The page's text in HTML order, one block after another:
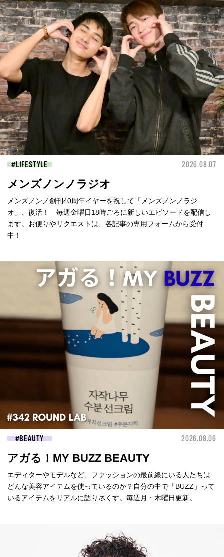
LIFESTYLE 2026.08.07
メンズノンノラジオ
メンズノンノ創刊40周年イヤーを祝して「メンズノンノラジ
オ」、復活！ 毎週金曜日18時ごろに新しいエピソードを配信し
ます。お便りやリクエストは、各記事の専用フォームから受付
中！
BEAUTY 2026.08.06
アガる！MY BUZZ BEAUTY
エディターやモデルなど、ファッションの最前線にいる人たちは
どんな美容アイテムを使っているのか？自分の中で「BUZZ」って
いるアイテムをリアルに語り尽くす。毎週月・木曜日更新。